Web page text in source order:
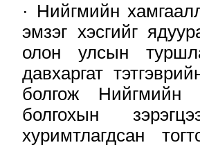
· Нийгмийн
эмзэг хэсгийг
олон улсын
давхаргат
болгож Нийгмийн
болгохын
хуримтлагдсан